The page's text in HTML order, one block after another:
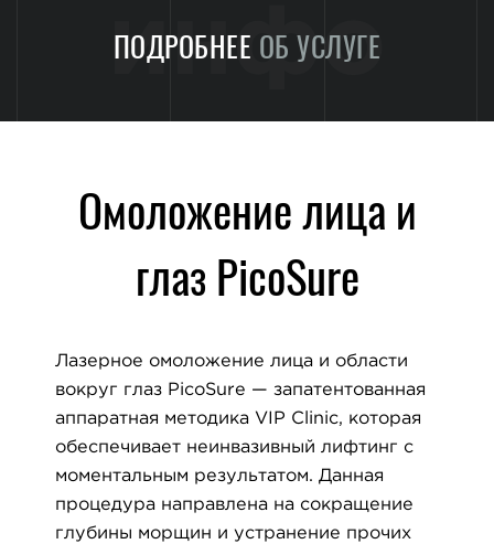
ПОДРОБНЕЕ ОБ УСЛУГЕ
инфо
Омоложение лица и
глаз PicoSure
Лазерное омоложение лица и области
вокруг глаз PicoSure — запатентованная
аппаратная методика VIP Clinic, которая
обеспечивает неинвазивный лифтинг с
моментальным результатом. Данная
процедура направлена на сокращение
глубины морщин и устранение прочих